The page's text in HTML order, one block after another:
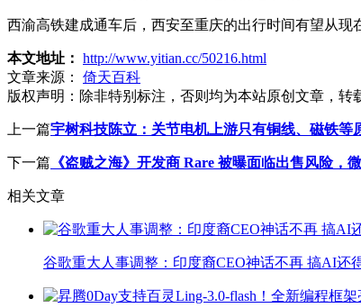
西渝高铁建成通车后，西安至重庆的出行时间有望从现
本文地址： http://www.yitian.cc/50216.html
文章来源：
倚天百科
版权声明： 除非特别标注，否则均为本站原创文章，转
上一篇宇树科技陈立：关节电机上游只有铜线、磁铁等
下一篇 《盗贼之海》开发商 Rare 被曝面临出售风险，
相关文章
谷歌重大人事调整：印度裔CEO神话不再 搞AI还